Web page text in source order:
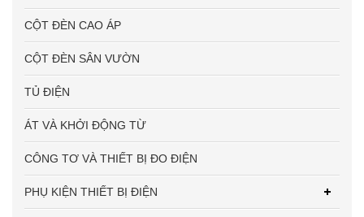
CỘT ĐÈN CAO ÁP
CỘT ĐÈN SÂN VƯỜN
TỦ ĐIỆN
ÁT VÀ KHỞI ĐỘNG TỪ
CÔNG TƠ VÀ THIẾT BỊ ĐO ĐIỆN
PHỤ KIỆN THIẾT BỊ ĐIỆN